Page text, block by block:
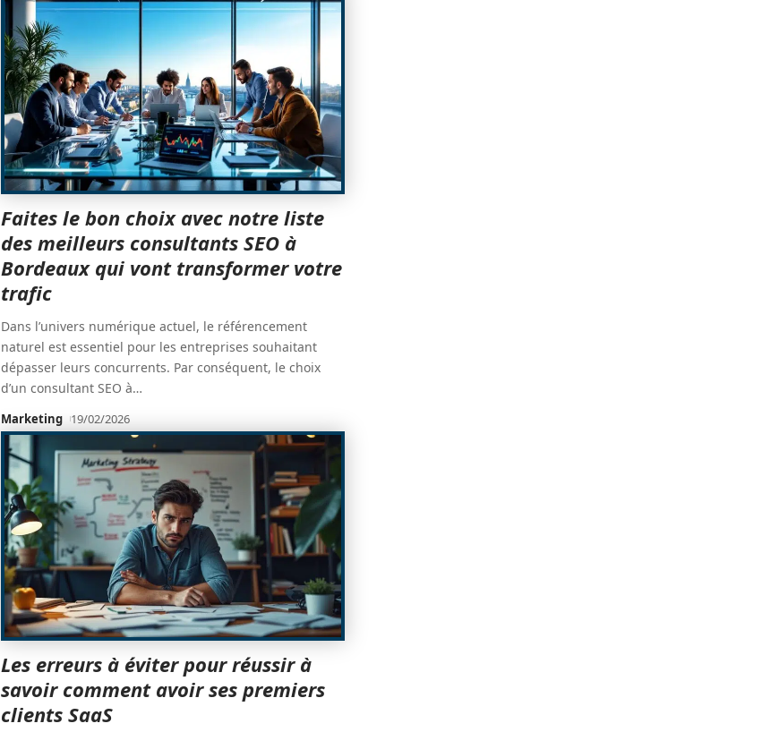
Faites le bon choix avec notre liste
des meilleurs consultants SEO à
Bordeaux qui vont transformer votre
trafic
Dans l’univers numérique actuel, le référencement
naturel est essentiel pour les entreprises souhaitant
dépasser leurs concurrents. Par conséquent, le choix
d’un consultant SEO à…
Marketing 19/02/2026
Les erreurs à éviter pour réussir à
savoir comment avoir ses premiers
clients SaaS